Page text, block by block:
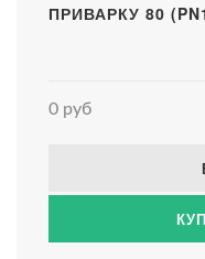
ПРИВАРКУ 80
0 руб